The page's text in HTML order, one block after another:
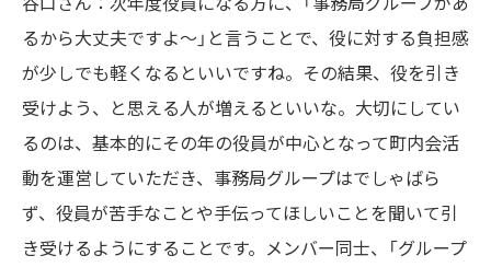
るから大丈夫ですよ～」と言うことで、役に対する負担感
が少しでも軽くなるといいですね。その結果、役を引き
受けよう、と思える人が増えるといいな。大切にしてい
るのは、基本的にその年の役員が中心となって町内会活
動を運営していただき、事務局グループはでしゃばら
ず、役員が苦手なことや手伝ってほしいことを聞いて引
き受けるようにすることです。メンバー同士、「グループ